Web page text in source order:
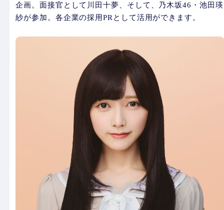
企画。面接官として川田十夢、そして、乃木坂46・池田瑛
紗が参加。各企業の採用PRとして活用ができます。